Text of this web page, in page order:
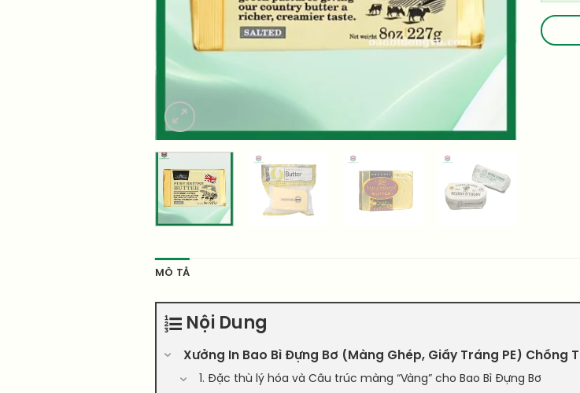
MÔ TẢ
Nội Dung
Xưởng In Bao Bì Đựng Bơ (Màng Ghép, Giấy Tráng PE) Chống
1. Đặc thù lý hóa và Cấu trúc màng “Vàng” cho Bao Bì Đựng Bơ